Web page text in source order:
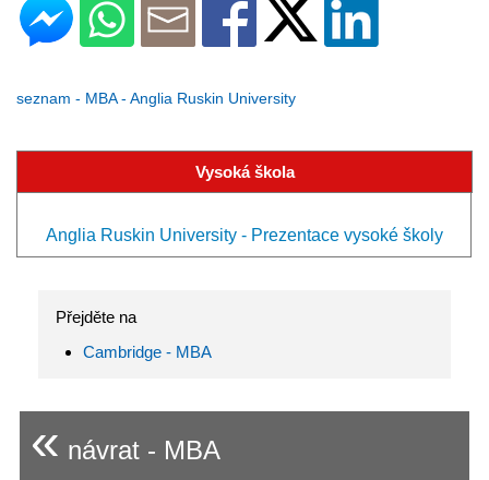
seznam - MBA - Anglia Ruskin University
Vysoká škola
Anglia Ruskin University - Prezentace vysoké školy
Přejděte na
Cambridge - MBA
« návrat - MBA